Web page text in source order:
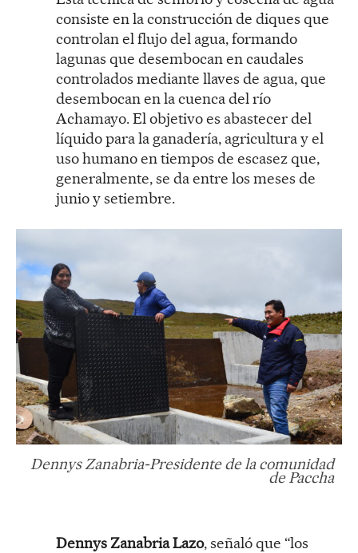
consiste en la construcción de diques que
controlan el flujo del agua, formando
lagunas que desembocan en caudales
controlados mediante llaves de agua, que
desembocan en la cuenca del río
Achamayo. El objetivo es abastecer del
líquido para la ganadería, agricultura y el
uso humano en tiempos de escasez que,
generalmente, se da entre los meses de
junio y setiembre.
Dennys Zanabria-Presidente de la comunidad
de Paccha
Dennys Zanabria Lazo, señaló que “los